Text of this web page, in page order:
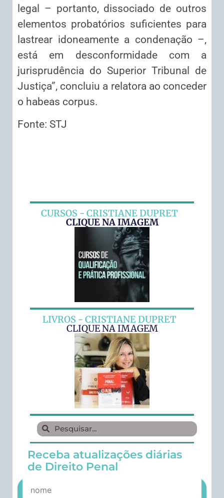
legal – portanto, dissociado de outros
elementos probatórios suficientes para
lastrear idoneamente a condenação –,
está em desconformidade com a
jurisprudência do Superior Tribunal de
Justiça”, concluiu a relatora ao conceder
o habeas corpus.
Fonte: STJ
CURSOS - CRISTIANE DUPRET
CLIQUE NA IMAGEM
LIVROS - CRISTIANE DUPRET
CLIQUE NA IMAGEM
Receba atualizações diárias
de Direito Penal